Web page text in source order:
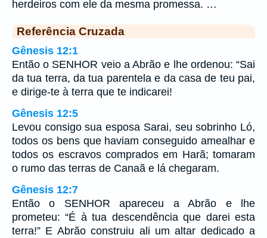
herdeiros com ele da mesma promessa. …
Referência Cruzada
Gênesis 12:1
Então o SENHOR veio a Abrão e lhe ordenou: “Sai
da tua terra, da tua parentela e da casa de teu pai,
e dirige-te à terra que te indicarei!
Gênesis 12:5
Levou consigo sua esposa Sarai, seu sobrinho Ló,
todos os bens que haviam conseguido amealhar e
todos os escravos comprados em Harã; tomaram
o rumo das terras de Canaã e lá chegaram.
Gênesis 12:7
Então o SENHOR apareceu a Abrão e lhe
prometeu: “É à tua descendência que darei esta
terra!” E Abrão construiu ali um altar dedicado a